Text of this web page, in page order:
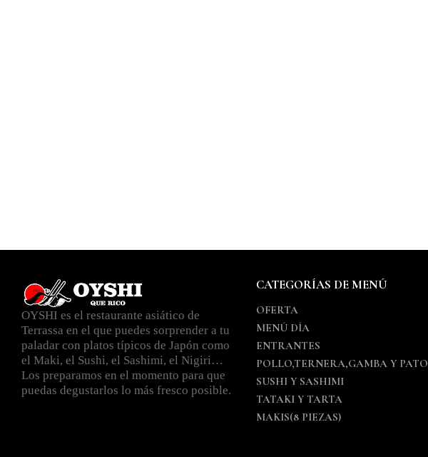
OYSHI es el restaurante asiático de
Terrassa en el que puedes sorprender a tu
paladar con platos típicos de Japón como
el Maki, el Sushi, el Sashimi, el Nigiri…
Los preparamos en el momento para que
puedas degustarlos lo más fresco posible.
CATEGORÍAS DE MENÚ
OFERTA
MENÚ DÍA
ENTRANTES
POLLO,TERNERA,GAMBA Y PATO
SUSHI Y SASHIMI
TATAKI Y TARTA
MAKIS(8 PIEZAS)